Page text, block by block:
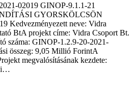
02019 GINOP-9.1.1-21
GYORSKÖLCSÖN
Kedvezményezett neve: Vidra
BtA projekt címe: Vidra Csoport Bt.
száma: GINOP-1.2.9-20-2021-
összeg: 9,05 Millió ForintA
megvalósításának kezdete: